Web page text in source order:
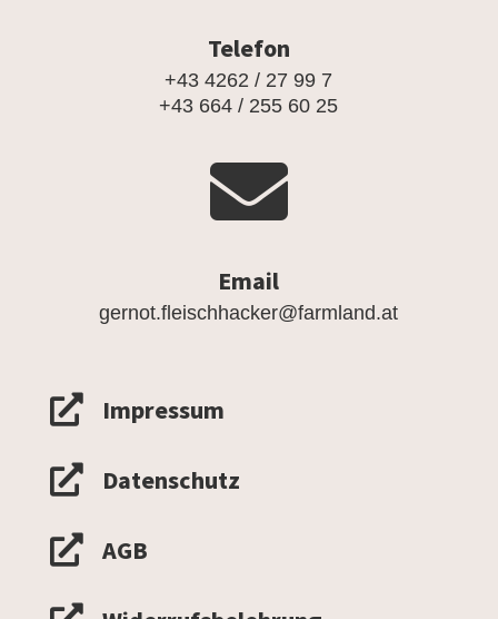
Telefon
+43 4262 / 27 99 7
+43 664 / 255 60 25

Email
gernot.fleischhacker@farmland.at
 Impressum
 Datenschutz
 AGB